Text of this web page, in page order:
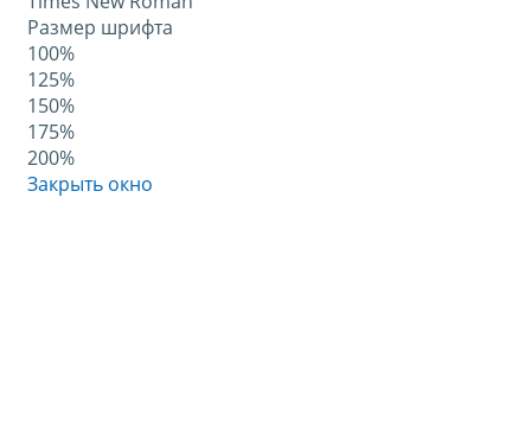
Размер шрифта
100%
125%
150%
175%
200%
Закрыть окно